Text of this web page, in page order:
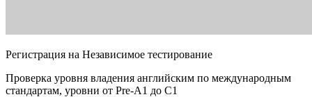
Регистрация на Независимое тестирование
Проверка уровня владения английским по международным
стандартам, уровни от Pre-A1 до C1